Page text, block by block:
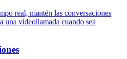
real, mantén las conversaciones
una videollamada cuando sea